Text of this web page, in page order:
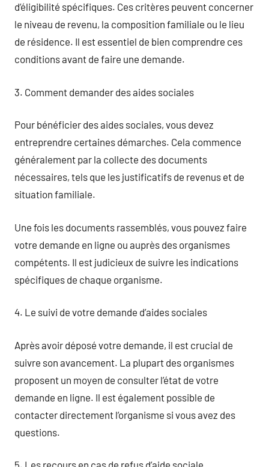
d’éligibilité spécifiques. Ces critères peuvent concerner
le niveau de revenu, la composition familiale ou le lieu
de résidence. Il est essentiel de bien comprendre ces
conditions avant de faire une demande.
3. Comment demander des aides sociales
Pour bénéficier des aides sociales, vous devez
entreprendre certaines démarches. Cela commence
généralement par la collecte des documents
nécessaires, tels que les justificatifs de revenus et de
situation familiale.
Une fois les documents rassemblés, vous pouvez faire
votre demande en ligne ou auprès des organismes
compétents. Il est judicieux de suivre les indications
spécifiques de chaque organisme.
4. Le suivi de votre demande d’aides sociales
Après avoir déposé votre demande, il est crucial de
suivre son avancement. La plupart des organismes
proposent un moyen de consulter l’état de votre
demande en ligne. Il est également possible de
contacter directement l’organisme si vous avez des
questions.
5. Les recours en cas de refus d’aide sociale